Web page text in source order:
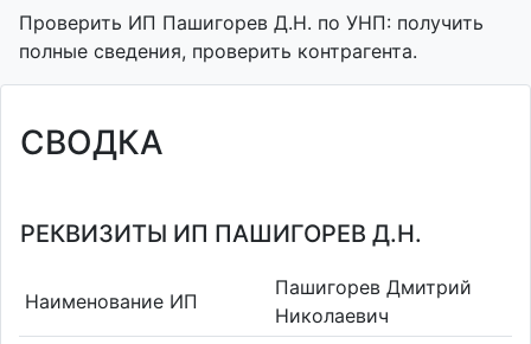
Проверить ИП Пашигорев Д.Н. по УНП: получить
полные сведения, проверить контрагента.
СВОДКА
РЕКВИЗИТЫ ИП ПАШИГОРЕВ Д.Н.
Наименование ИП
Пашигорев Дмитрий
Николаевич